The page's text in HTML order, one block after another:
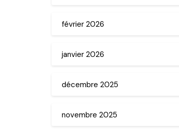
février 2026
janvier 2026
décembre 2025
novembre 2025